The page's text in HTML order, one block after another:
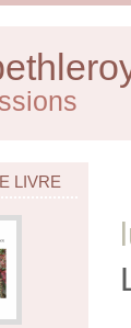
LIVRE